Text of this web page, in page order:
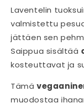
Laventelin
valmistettu
jättäen sen
Saippua sisältää
kosteuttavat ja
Tämä
muodostaa